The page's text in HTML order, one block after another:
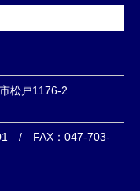
松戸1176-2
/ FAX：047-703-